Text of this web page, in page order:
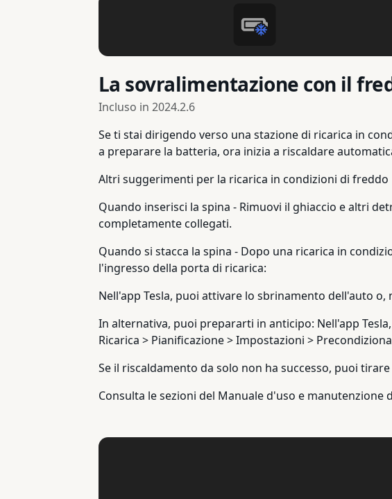
La sovralimentazione con il
Incluso in 2024.2.6
Se ti stai dirigendo verso una stazione di ricarica in
a preparare la batteria, ora inizia a riscaldare
Altri suggerimenti per la ricarica in condizioni di freddo
Quando inserisci la spina - Rimuovi il ghiaccio e altri
completamente collegati.
Quando si stacca la spina - Dopo una ricarica in
l'ingresso della porta di ricarica:
Nell'app Tesla, puoi attivare lo sbrinamento dell'auto
In alternativa, puoi prepararti in anticipo: Nell'app
Ricarica > Pianificazione > Impostazioni >
Se il riscaldamento da solo non ha successo, puoi
Consulta le sezioni del Manuale d'uso e